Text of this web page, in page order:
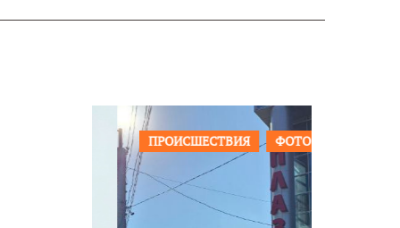
ПРОИСШЕСТВИЯ ФОТО